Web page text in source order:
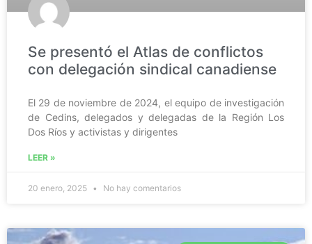
Se presentó el Atlas de conflictos
con delegación sindical canadiense
El 29 de noviembre de 2024, el equipo de investigación
de Cedins, delegados y delegadas de la Región Los
Dos Ríos y activistas y dirigentes
LEER »
20 enero, 2025 No hay comentarios